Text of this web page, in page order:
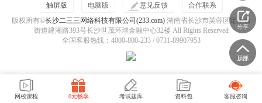
分享
触屏版 电脑版 意见反馈
合作联系
版权所有©长沙二三三网络科技有限公司(233.com)湖南省长沙市芙蓉区定王台
街道建湘路393号长沙世茂环球金融中心32楼 All Rights Reserved
全国客服热线：4000-800-233 / 0731-89907953
网校课程 0元畅享 考试题库 资料包 客服咨询